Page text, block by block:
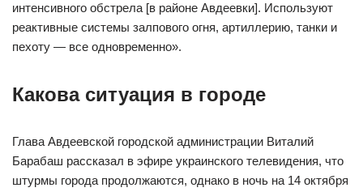
интенсивного обстрела [в районе Авдеевки]. Используют
реактивные системы залпового огня, артиллерию, танки и
пехоту — все одновременно».
Какова ситуация в городе
Глава Авдеевской городской администрации Виталий
Барабаш рассказал в эфире украинского телевидения, что
штурмы города продолжаются, однако в ночь на 14 октября